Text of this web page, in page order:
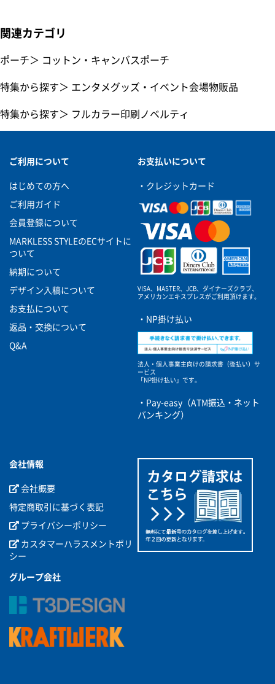
関連カテゴリ
ポーチ＞ コットン・キャンバスポーチ
特集から探す＞ エンタメグッズ・イベント会場物販品
特集から探す＞ フルカラー印刷ノベルティ
ご利用について
はじめての方へ
ご利用ガイド
会員登録について
MARKLESS STYLEのECサイトに
ついて
納期について
デザイン入稿について
お支払について
返品・交換について
Q&A
お支払いについて
・クレジットカード
VISA、MASTER、JCB、ダイナーズクラブ、
アメリカンエキスプレスがご利用頂けます。
・NP掛け払い
法人・個人事業主向けの請求書（後払い）サ
ービス
「NP掛け払い」です。
・Pay-easy（ATM振込・ネット
バンキング）
会社情報
会社概要
特定商取引に基づく表記
プライバシーポリシー
カスタマーハラスメントポリ
シー
グループ会社